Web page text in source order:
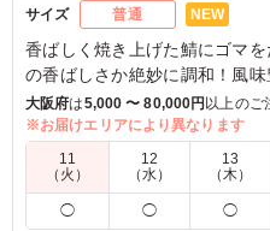
サイズ 普通 NEW
香ばしく焼き上げた鯖にゴマ
の香ばしさか絶妙に調和！風
り美味しい手作り総菜一清お
※夏季や時期、気候により食の
を別の内容に変更させていた
大阪府は5,000 〜 80,000円 以上のご
※お届けエリアにより異なります
11
（火）
12
（水）
13
（木）
◯ ◯ ◯